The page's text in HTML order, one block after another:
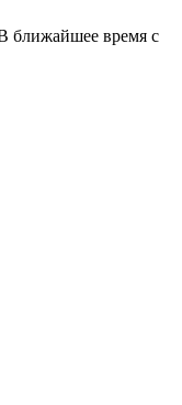
ближайшее время с